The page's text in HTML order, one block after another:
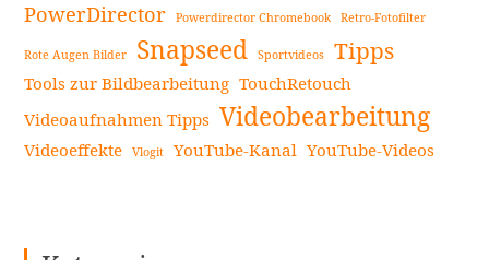
PowerDirector Powerdirector Chromebook Retro-Fotofilter
Rote Augen Bilder Snapseed Sportvideos Tipps
Tools zur Bildbearbeitung TouchRetouch
Videoaufnahmen Tipps Videobearbeitung
Videoeffekte Vlogit YouTube-Kanal YouTube-Videos